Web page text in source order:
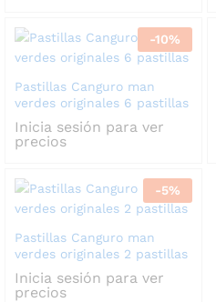
-10%
Pastillas Canguro man
verdes originales 6 pastillas
Inicia sesión para ver
precios
-5%
Pastillas Canguro man
verdes originales 2 pastillas
Inicia sesión para ver
precios